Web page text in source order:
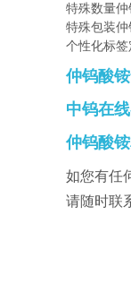
特殊数量仲
特殊包装仲
个性化标签
仲钨酸
中钨在
仲钨酸
如您有任
请随时联